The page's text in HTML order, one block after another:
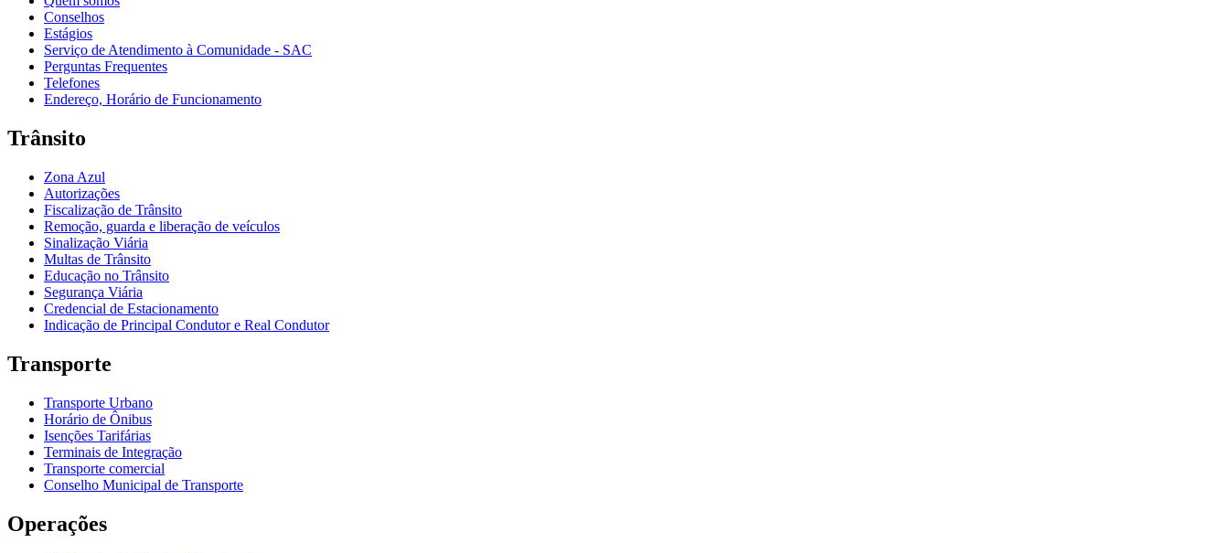
Conselhos
Estágios
Serviço de Atendimento à Comunidade - SAC
Perguntas Frequentes
Telefones
Endereço, Horário de Funcionamento
Trânsito
Zona Azul
Autorizações
Fiscalização de Trânsito
Remoção, guarda e liberação de veículos
Sinalização Viária
Multas de Trânsito
Educação no Trânsito
Segurança Viária
Credencial de Estacionamento
Indicação de Principal Condutor e Real Condutor
Transporte
Transporte Urbano
Horário de Ônibus
Isenções Tarifárias
Terminais de Integração
Transporte comercial
Conselho Municipal de Transporte
Operações